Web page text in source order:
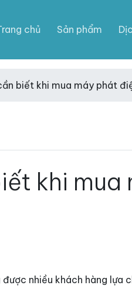
chủ Sản phẩm
biết khi mua máy phát
khi
nhiều khách hàng lựa